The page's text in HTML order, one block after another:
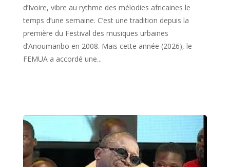
d’Ivoire, vibre au rythme des mélodies africaines le
temps d’une semaine. C’est une tradition depuis la
première du Festival des musiques urbaines
d’Anoumanbo en 2008. Mais cette année (2026), le
FEMUA a accordé une...